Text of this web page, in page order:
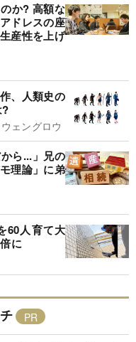
か? 高額な
ドレスの座
産性を上げ
、人類史の
ェングロウ
ら...」兄の
理論」に弟
60人育て大
に